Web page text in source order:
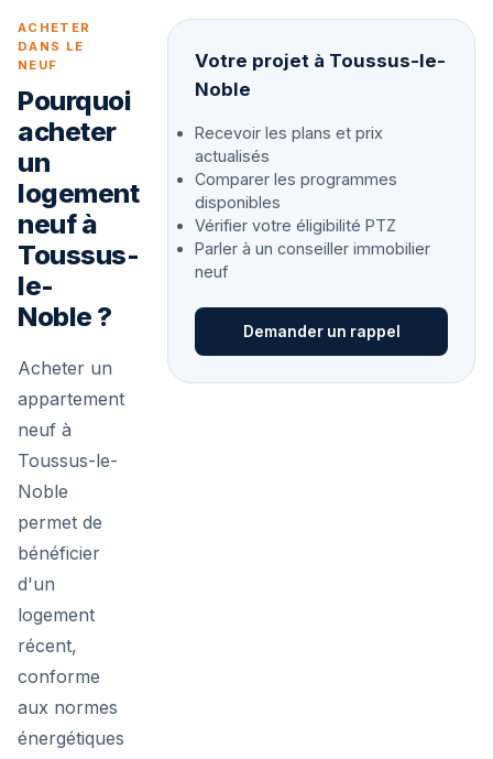
ACHETER
DANS LE
NEUF
Pourquoi
acheter
un
logement
neuf à
Toussus-
le-
Noble ?
Acheter un
appartement
neuf à
Toussus-le-
Noble
permet de
bénéficier
d'un
logement
récent,
conforme
aux normes
énergétiques
Votre projet à Toussus-le-
Noble
Recevoir les plans et prix
actualisés
Comparer les programmes
disponibles
Vérifier votre éligibilité PTZ
Parler à un conseiller immobilier
neuf
Demander un rappel